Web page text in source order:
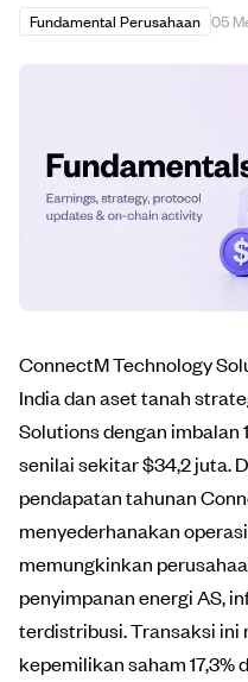
Fundamental Perusahaan 05
ConnectM Technology
India dan aset tanah
Solutions dengan imbalan
senilai sekitar $34,2 juta.
pendapatan tahunan
menyederhanakan
memungkinkan
penyimpanan energi AS,
terdistribusi. Transaksi
kepemilikan saham 17,3%